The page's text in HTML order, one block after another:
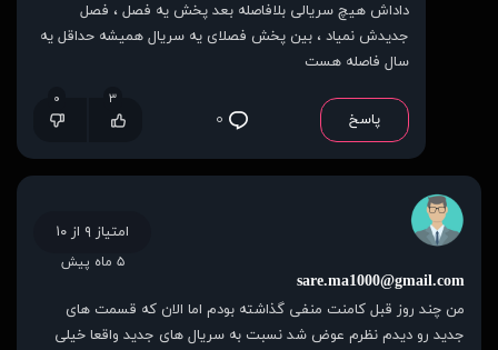
داداش هیچ سریالی بلافاصله بعد پخش یه فصل ، فصل
جدیدش نمیاد ، بین پخش فصلای یه سریال همیشه حداقل یه
سال فاصله هست
پاسخ ۰
۳ ۰
sare.ma1000@gmail.com
من چند روز قبل کامنت منفی گذاشته بودم اما الان که قسمت های
جدید رو دیدم نظرم عوض شد نسبت به سریال های جدید واقعا خیلی
امتیاز ۹ از ۱۰
۵ ماه پیش